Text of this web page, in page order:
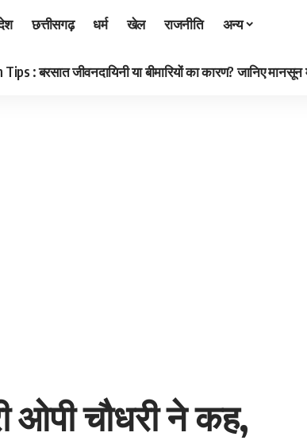
छत्तीसगढ़ धर्म खेल राजनीति अन्य
: बरसात जीवनदायिनी या बीमारियों का कारण? जानिए
ओपी चौधरी ने कह,